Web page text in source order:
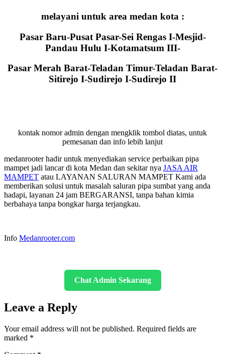
melayani untuk area medan kota :
Pasar Baru-Pusat Pasar-Sei Rengas I-Mesjid-
Pandau Hulu I-Kotamatsum III-
Pasar Merah Barat-Teladan Timur-Teladan Barat-
Sitirejo I-Sudirejo I-Sudirejo II
kontak nomor admin dengan mengklik tombol diatas, untuk
pemesanan dan info lebih lanjut
medanrooter hadir untuk menyediakan service perbaikan pipa
mampet jadi lancar di kota Medan dan sekitar nya JASA AIR
MAMPET atau LAYANAN SALURAN MAMPET Kami ada
memberikan solusi untuk masalah saluran pipa sumbat yang anda
hadapi, layanan 24 jam BERGARANSI, tanpa bahan kimia
berbahaya tanpa bongkar harga terjangkau.
Info Medanrooter.com
Chat Admin Sekarang
Leave a Reply
Your email address will not be published. Required fields are
marked *